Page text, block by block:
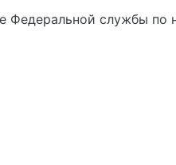
службы по